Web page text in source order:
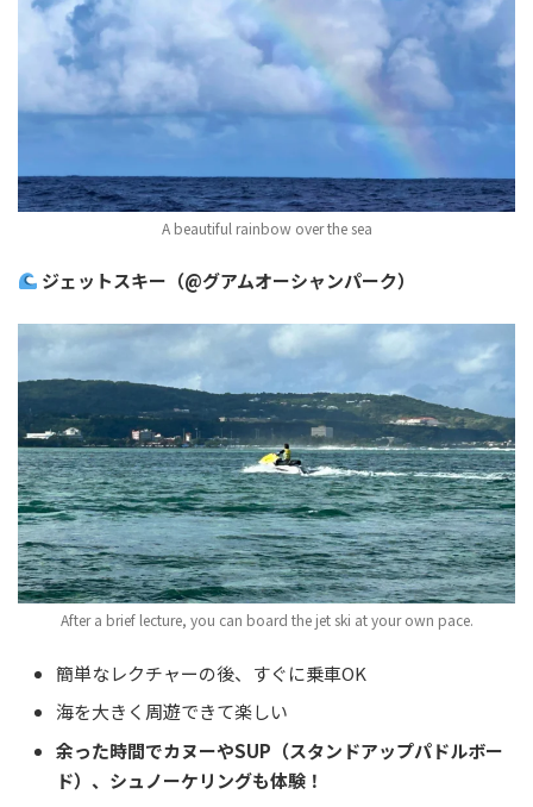
A beautiful rainbow over the sea
ジェットスキー（@グアムオーシャンパーク）
After a brief lecture, you can board the jet ski at your own pace.
簡単なレクチャーの後、すぐに乗車OK
海を大きく周遊できて楽しい
余った時間でカヌーやSUP（スタンドアップパドルボー
ド）、シュノーケリングも体験！